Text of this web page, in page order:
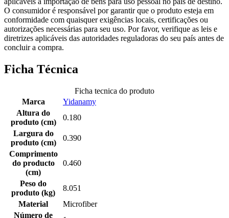
O consumidor é responsável por garantir que o produto esteja em
conformidade com quaisquer exigências locais, certificações ou
autorizações necessárias para seu uso. Por favor, verifique as leis e
diretrizes aplicáveis das autoridades reguladoras do seu país antes de
concluir a compra.
Ficha Técnica
Ficha tecnica do produto
Marca
Yidanamy
Altura do
produto (cm)
0.180
Largura do
produto (cm)
0.390
Comprimento
do producto
(cm)
0.460
Peso do
produto (kg)
8.051
Material
Microfiber
Número de